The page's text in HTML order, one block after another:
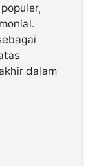
dalam